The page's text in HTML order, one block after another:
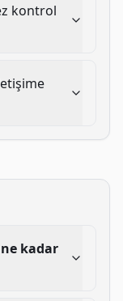
kontrol
ne kadar